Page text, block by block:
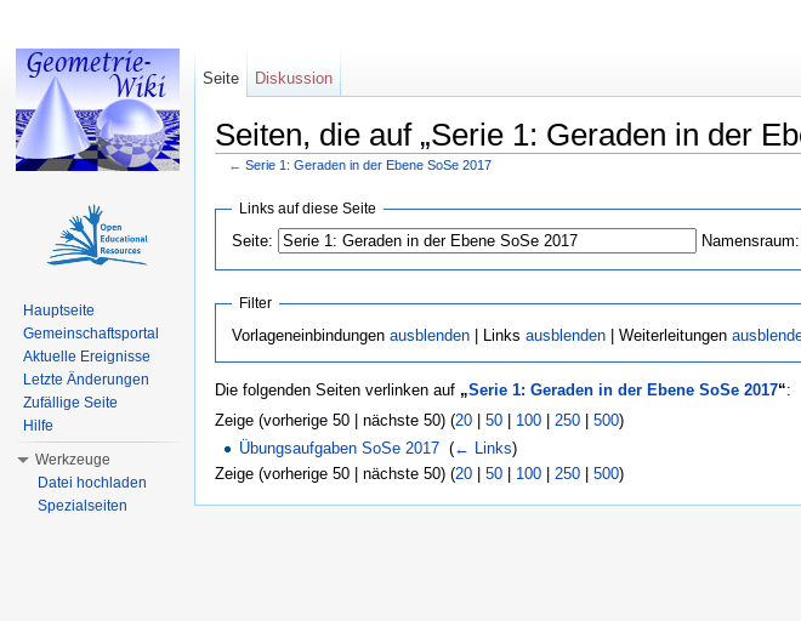
Seiten, die auf „Serie 1: Geraden in der
← Serie 1: Geraden in der Ebene SoSe 2017
Links auf diese Seite
Seite: Namensraum:
Filter
Vorlageneinbindungen ausblenden| Links ausblenden| Weiterleitungen
Die folgenden Seiten verlinken auf „Serie 1: Geraden in der Ebene SoSe 2017“:
Zeige (vorherige 50 | nächste 50) (20 50 100 250 500)
Übungsaufgaben SoSe 2017 ‎(← Links)
Zeige (vorherige 50 | nächste 50) (20 | 50 | 100 | 250 | 500)
Seite Diskussion
Hauptseite
Gemeinschaftsportal
Aktuelle Ereignisse
Letzte Änderungen
Zufällige Seite
Hilfe
Werkzeuge
Datei hochladen
Spezialseiten